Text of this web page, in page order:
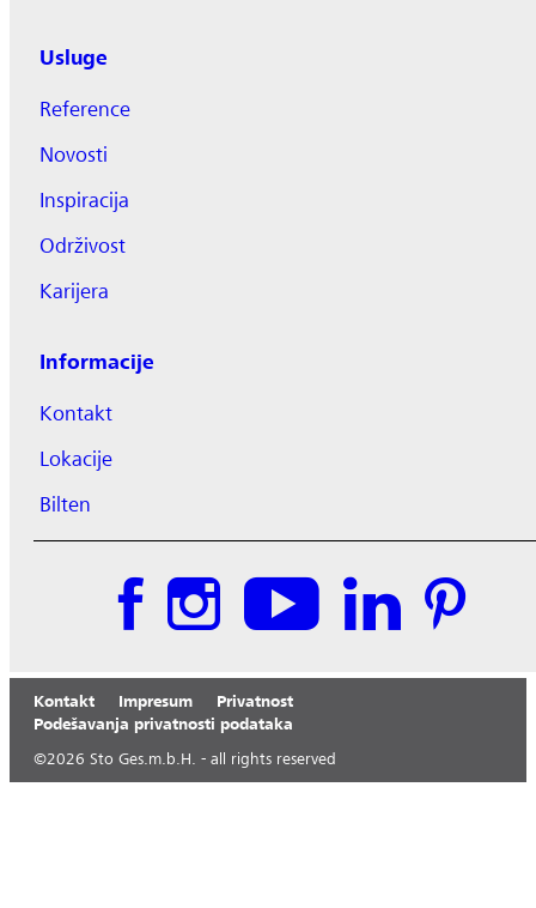
Usluge
Reference
Novosti
Inspiracija
Održivost
Karijera
Informacije
Kontakt
Lokacije
Bilten
Kontakt Impresum
Privatnost
Podešavanja privatnosti podataka
©2026 Sto Ges.m.b.H. - all rights reserved